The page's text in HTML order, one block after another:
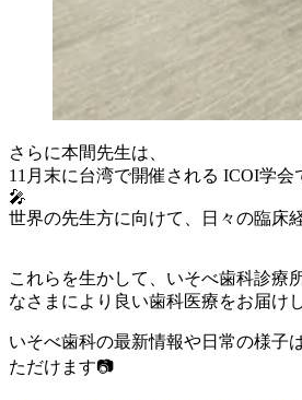
さらに本間先生は、
11月末に台湾で開催される ICOI学
🎤
世界の先生方に向けて、日々の臨床
これらを生かして、いそべ歯科診療
なさまにより良い歯科医療をお届け
いそべ歯科の最新情報や日常の様子
ただけます📷